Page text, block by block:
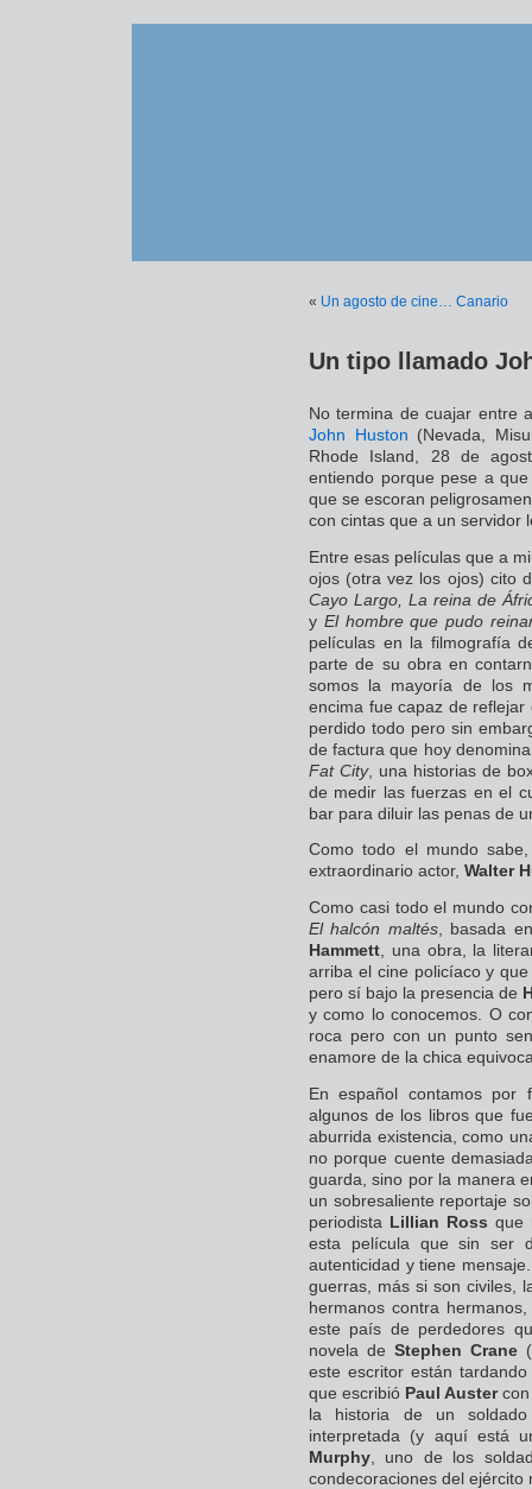
« Un agosto de cine… Canario
Un tipo llamado
No termina de cuajar entre
John Huston (Nevada,
Rhode Island, 28 de
entiendo porque pese a
que se escoran
con cintas que a un servidor
Entre esas películas que a
ojos (otra vez los ojos) cito
Cayo Largo, La reina de
y El hombre que pudo
películas en la filmografía
parte de su obra en
somos la mayoría de los
encima fue capaz de
perdido todo pero sin
de factura que hoy
Fat City, una historias de
de medir las fuerzas en el
bar para diluir las penas de
Como todo el mundo
extraordinario actor, Walter
Como casi todo el mundo
El halcón maltés, basada
Hammett , una obra, la
arriba el cine policíaco y
pero sí bajo la presencia de
y como lo conocemos. O
roca pero con un punto
enamore de la chica
En español contamos por
algunos de los libros que
aburrida existencia, como
no porque cuente
guarda, sino por la manera
un sobresaliente reportaje
periodista Lillian Ross que
esta película que sin ser
autenticidad y tiene
guerras, más si son civiles,
hermanos contra
este país de perdedores
novela de Stephen Crane
este escritor están
que escribió Paul Austercon
la historia de un
interpretada (y aquí está
Murphy , uno de los
condecoraciones del